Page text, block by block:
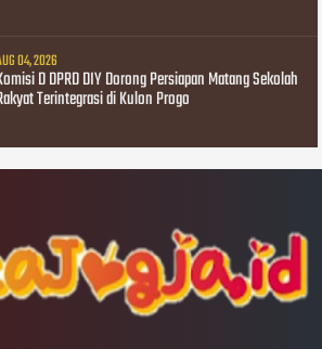
04, 2026
D DPRD DIY Dorong Persiapan Matang Sekolah
Terintegrasi di Kulon Progo